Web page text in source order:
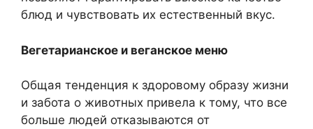
блюд и чувствовать их естественный вкус.
Вегетарианское и веганское меню
Общая тенденция к здоровому образу жизни
и забота о животных привела к тому, что все
больше людей отказываются от